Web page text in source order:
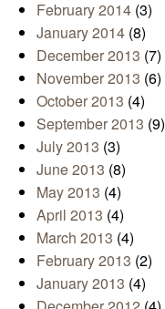
February 2014 (3)
January 2014 (8)
December 2013 (7)
November 2013 (6)
October 2013 (4)
September 2013 (9)
July 2013 (3)
June 2013 (8)
May 2013 (4)
April 2013 (4)
March 2013 (4)
February 2013 (2)
January 2013 (4)